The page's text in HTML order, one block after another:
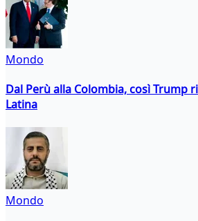
Mondo
Dal Perù alla Colombia, così Trump
Latina
Mondo